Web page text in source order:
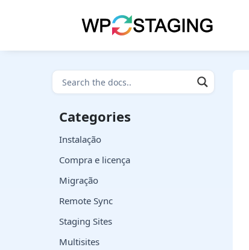
Categories
Instalação
Compra e licença
Migração
Remote Sync
Staging Sites
Multisites